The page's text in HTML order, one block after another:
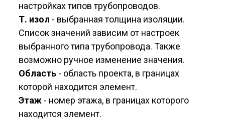
настройках типов трубопроводов.
Т. изол - выбранная толщина изоляции.
Список значений зависим от настроек
выбранного типа трубопровода. Также
возможно ручное изменение значения.
Область - область проекта, в границах
которой находится элемент.
Этаж - номер этажа, в границах которого
находится элемент.